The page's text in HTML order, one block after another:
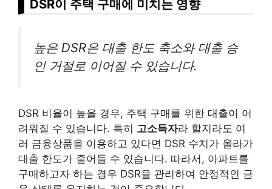
DSR이 주택 구매에 미치는 영향
높은 DSR은 대출 한도 축소와 대출 승
인 거절로 이어질 수 있습니다.
DSR 비율이 높을 경우, 주택 구매를 위한 대출이 어
려워질 수 있습니다. 특히 고소득자라 할지라도 여
러 금융상품을 이용하고 있다면 DSR 수치가 올라가
대출 한도가 줄어들 수 있습니다. 따라서, 아파트를
구매하고자 하는 경우 DSR을 관리하여 안정적인 금